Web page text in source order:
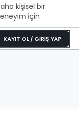
kişisel bir
için
KAYIT OL / GİRİŞ YAP